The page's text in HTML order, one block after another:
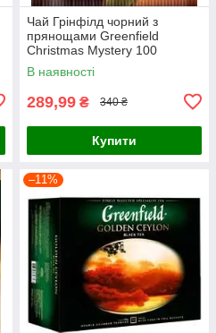
Чай Грінфілд чорний з
прянощами Greenfield
Christmas Mystery 100
пакетиків ХоРеКа
В наявності
289,99 ₴ 340 ₴
Купити
–11%